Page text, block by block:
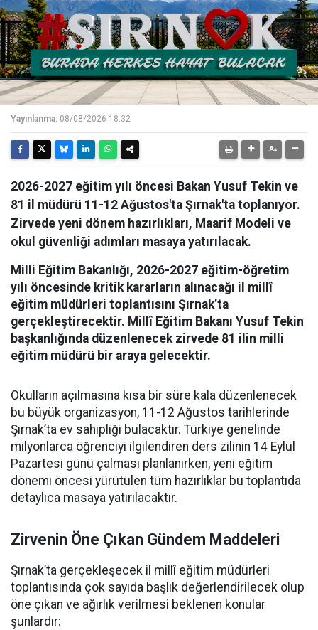
Yayınlanma: 08/08/2026 18:32
2026-2027 eğitim yılı öncesi Bakan Yusuf Tekin ve
81 il müdürü 11-12 Ağustos'ta Şırnak'ta toplanıyor.
Zirvede yeni dönem hazırlıkları, Maarif Modeli ve
okul güvenliği adımları masaya yatırılacak.
Milli Eğitim Bakanlığı, 2026-2027 eğitim-öğretim
yılı öncesinde kritik kararların alınacağı il millî
eğitim müdürleri toplantısını Şırnak’ta
gerçekleştirecektir. Millî Eğitim Bakanı Yusuf Tekin
başkanlığında düzenlenecek zirvede 81 ilin milli
eğitim müdürü bir araya gelecektir.
Okulların açılmasına kısa bir süre kala düzenlenecek
bu büyük organizasyon, 11-12 Ağustos tarihlerinde
Şırnak’ta ev sahipliği bulacaktır. Türkiye genelinde
milyonlarca öğrenciyi ilgilendiren ders zilinin 14 Eylül
Pazartesi günü çalması planlanırken, yeni eğitim
dönemi öncesi yürütülen tüm hazırlıklar bu toplantıda
detaylıca masaya yatırılacaktır.
Zirvenin Öne Çıkan Gündem Maddeleri
Şırnak’ta gerçekleşecek il millî eğitim müdürleri
toplantısında çok sayıda başlık değerlendirilecek olup
öne çıkan ve ağırlık verilmesi beklenen konular
şunlardır: